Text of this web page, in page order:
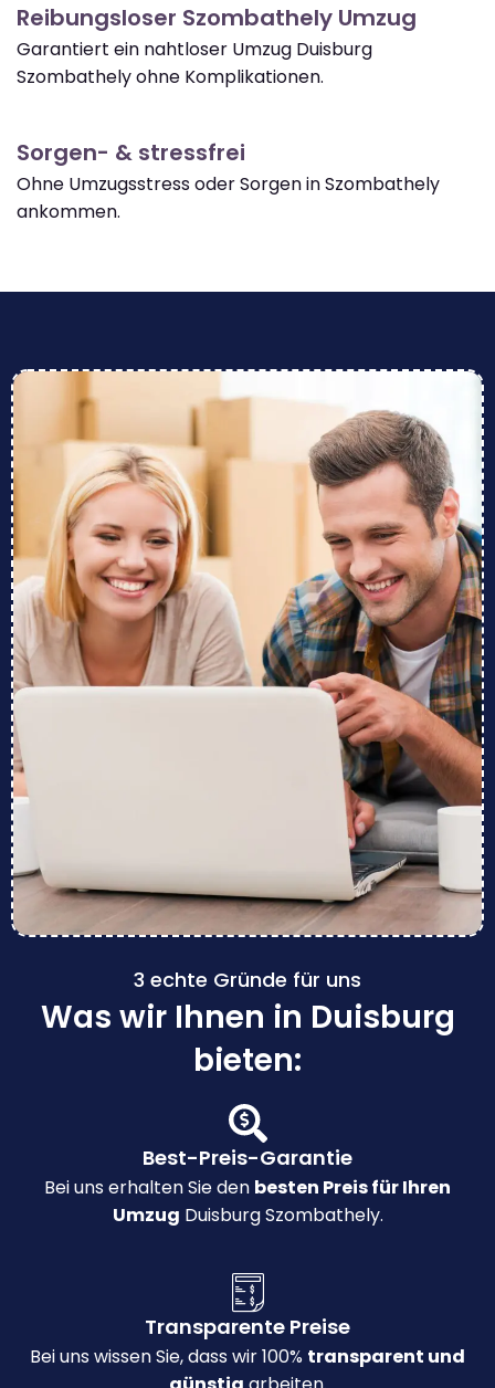
Reibungsloser Szombathely Umzug
Garantiert ein nahtloser Umzug Duisburg
Szombathely ohne Komplikationen.
Sorgen- & stressfrei
Ohne Umzugsstress oder Sorgen in Szombathely
ankommen.
3 echte Gründe für uns
Was wir Ihnen in Duisburg
bieten:
Best-Preis-Garantie
Bei uns erhalten Sie den besten Preis für Ihren
Umzug Duisburg Szombathely.
Transparente Preise
Bei uns wissen Sie, dass wir 100% transparent und